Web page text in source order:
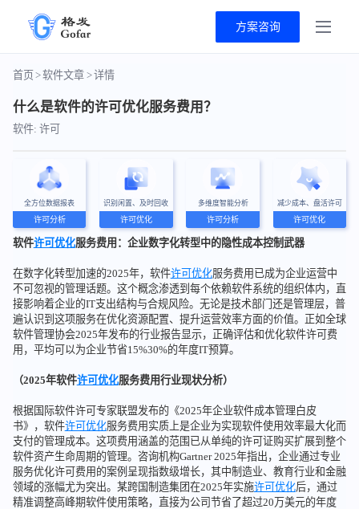
方案咨询
首页>软件文章 >详情
什么是软件的许可优化服务费用？
软件: 许可
全方位数据报表
许可分析
识别闲置、及时回收
许可优化
多维度智能分析
许可分析
减少成本、盘活许可
许可优化
软件许可优化服务费用：企业数字化转型中的隐性成本控制武器
在数字化转型加速的2025年，软件许可优化服务费用已成为企业运营中
不可忽视的管理话题。这个概念渗透到每个依赖软件系统的组织体内，直
接影响着企业的IT支出结构与合规风险。无论是技术部门还是管理层，普
遍认识到这项服务在优化资源配置、提升运营效率方面的价值。正如全球
软件管理协会2025年发布的行业报告显示，正确评估和优化软件许可费
用，平均可以为企业节省15%30%的年度IT预算。
（2025年软件许可优化服务费用行业现状分析）
根据国际软件许可专家联盟发布的《2025年企业软件成本管理白皮
书》，软件许可优化服务费用实质上是企业为实现软件使用效率最大化而
支付的管理成本。这项费用涵盖的范围已从单纯的许可证购买扩展到整个
软件资产生命周期的管理。咨询机构Gartner 2025年指出，企业通过专业
服务优化许可费用的案例呈现指数级增长，其中制造业、教育行业和金融
领域的涨幅尤为突出。某跨国制造集团在2025年实施许可优化后，通过
精准调整高峰期软件使用策略，直接为公司节省了超过20万美元的年度